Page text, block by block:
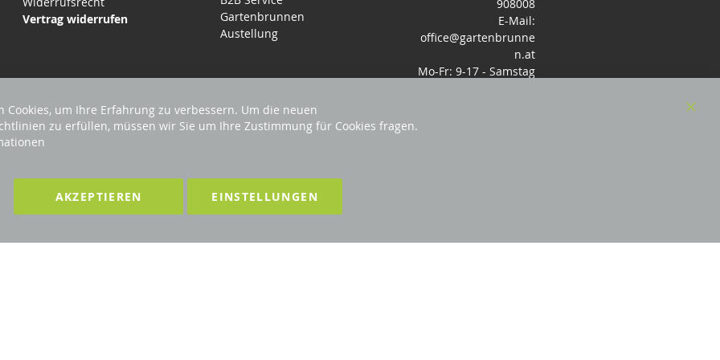
Vertrag widerrufen
Gartenbrunnen
Austellung
908008
E-Mail:
office@gartenbrunne
n.at
Mo-Fr: 9-17 - Samstag
Cookies, um Ihre Erfahrung zu verbessern. Um die neuen
zu erfüllen, müssen wir Sie um Ihre Zustimmung für Cookies fragen.
AKZEPTIEREN EINSTELLUNGEN